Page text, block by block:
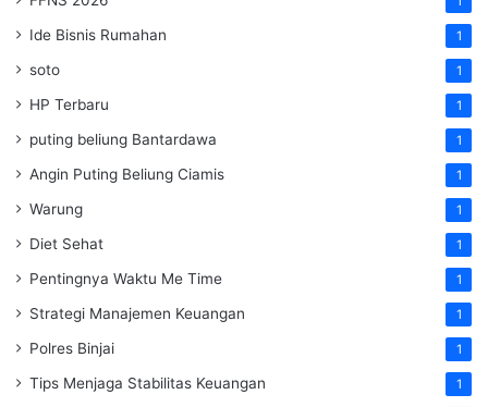
Ide Bisnis Rumahan 1
soto 1
HP Terbaru 1
puting beliung Bantardawa 1
Angin Puting Beliung Ciamis 1
Warung 1
Diet Sehat 1
Pentingnya Waktu Me Time 1
Strategi Manajemen Keuangan 1
Polres Binjai 1
Tips Menjaga Stabilitas Keuangan 1